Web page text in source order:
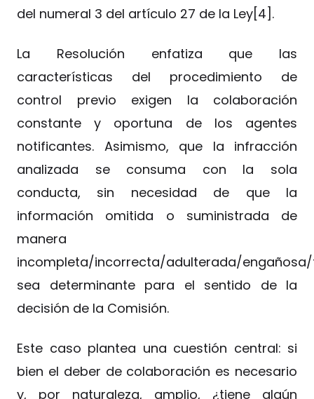
del numeral 3 del artículo 27 de la Ley[4].
La Resolución enfatiza que las
características del procedimiento de
control previo exigen la colaboración
constante y oportuna de los agentes
notificantes. Asimismo, que la infracción
analizada se consuma con la sola
conducta, sin necesidad de que la
información omitida o suministrada de
manera
incompleta/incorrecta/adulterada/
sea determinante para el sentido de la
decisión de la Comisión.
Este caso plantea una cuestión central: si
bien el deber de colaboración es necesario
y, por naturaleza, amplio, ¿tiene algún